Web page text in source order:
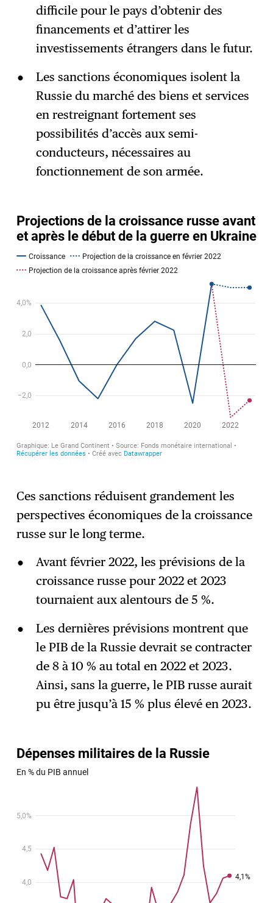
difficile pour le pays d’obtenir des
financements et d’attirer les
investissements étrangers dans le futur.
Les sanctions économiques isolent la
Russie du marché des biens et services
en restreignant fortement ses
possibilités d’accès aux semi-
conducteurs, nécessaires au
fonctionnement de son armée.
Ces sanctions réduisent grandement les
perspectives économiques de la croissance
russe sur le long terme.
Avant février 2022, les prévisions de la
croissance russe pour 2022 et 2023
tournaient aux alentours de 5 %.
Les dernières prévisions montrent que
le PIB de la Russie devrait se contracter
de 8 à 10 % au total en 2022 et 2023.
Ainsi, sans la guerre, le PIB russe aurait
pu être jusqu’à 15 % plus élevé en 2023.